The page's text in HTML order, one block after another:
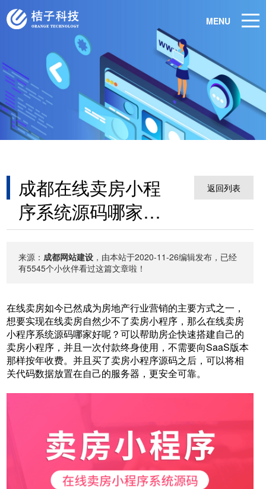
MENU
成都在线卖房小程
序系统源码哪家好
呢
返回列表
来源：成都网站建设 ，由本站于2020-11-26编辑发布，已经
有5545个小伙伴看过这篇文章啦！
在线卖房如今已然成为房地产行业营销的主要方式之一，
想要实现在线卖房自然少不了卖房小程序，那么在线卖房
小程序系统源码哪家好呢？可以帮助房企快速搭建自己的
卖房小程序，并且一次付款终身使用，不需要向SaaS版本
那样按年收费。并且买了卖房小程序源码之后，可以将相
关代码数据放置在自己的服务器，更安全可靠。